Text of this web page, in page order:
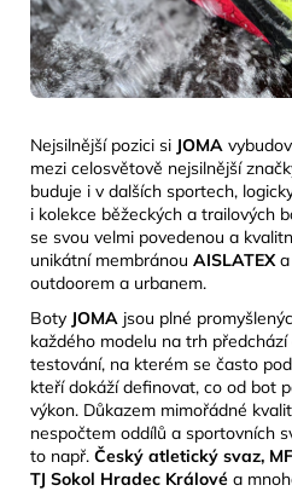
Nejsilnější pozici si JOMA
mezi celosvětově nejsilnější
buduje i v dalších sportech,
i kolekce běžeckých a trailových
se svou velmi povedenou a
unikátní membránou AISLATEXa
outdoorem a urbanem.
Boty JOMA jsou plné
každého modelu na trh
testování, na kterém se často
kteří dokáží definovat, co od bot
výkon. Důkazem mimořádné
nespočtem oddílů a sportovních
to např. Český atletický svaz,
TJ Sokol Hradec Králové a